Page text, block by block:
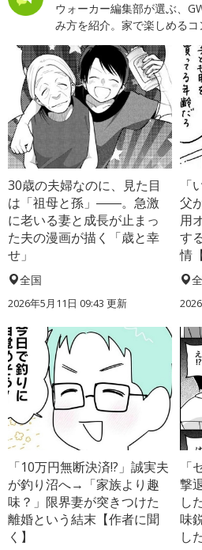
ウォーカー編集部が選ぶ、
み方を紹介。家で楽しめるコ
30歳の夫婦なのに、見た目
は「祖母と孫」――。急激
に老いる妻と成長が止まっ
た夫の漫画が描く「歳と幸
せ」
全国
2026年5月11日 09:43 更新
父
用
す
情
「10万円無断決済!?」誠実夫
が釣り沼へ→「家族より趣
味？」限界妻が突きつけた
離婚という結末【作者に聞
く】
撃
し
味
し